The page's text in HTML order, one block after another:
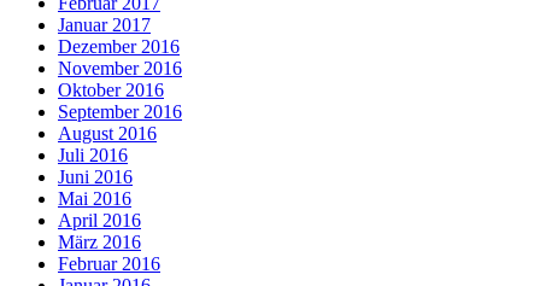
Januar 2017
Dezember 2016
November 2016
Oktober 2016
September 2016
August 2016
Juli 2016
Juni 2016
Mai 2016
April 2016
März 2016
Februar 2016